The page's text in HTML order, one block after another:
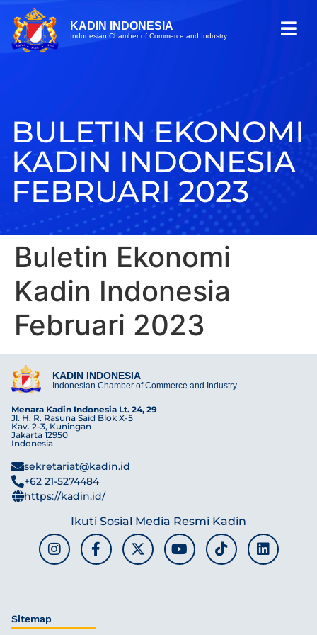
KADIN INDONESIA
Indonesian Chamber of Commerce and Industry
BULETIN EKONOMI
KADIN INDONESIA
FEBRUARI 2023
Buletin Ekonomi
Kadin Indonesia
Februari 2023
KADIN INDONESIA
Indonesian Chamber of Commerce and Industry
Menara Kadin Indonesia Lt. 24, 29
Jl. H. R. Rasuna Said Blok X-5
Kav. 2-3, Kuningan
Jakarta 12950
Indonesia
sekretariat@kadin.id
+62 21-5274484
https://kadin.id/
Ikuti Sosial Media Resmi Kadin
Sitemap